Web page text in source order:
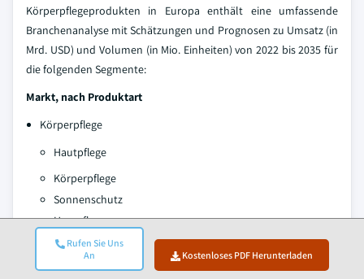
Rufen Sie Uns
An
Kostenloses PDF Herunterladen
Körperpflegeprodukten in Europa enthält eine umfassende
Branchenanalyse mit Schätzungen und Prognosen zu Umsatz (in
Mrd. USD) und Volumen (in Mio. Einheiten) von 2022 bis 2035 für
die folgenden Segmente:
Markt, nach Produktart
Körperpflege
Hautpflege
Körperpflege
Sonnenschutz
Haarpflege
Bade- & Duschprodukte
Mundpflege